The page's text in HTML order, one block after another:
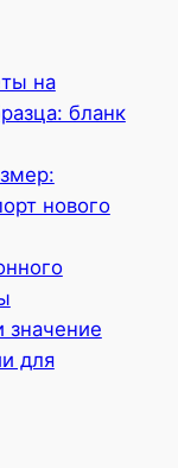
на
бланк
нового
значение
для